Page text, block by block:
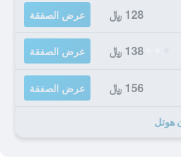
128 ﷼ عرض الصفقة
138 ﷼ عرض الصفقة
156 ﷼ عرض الصفقة